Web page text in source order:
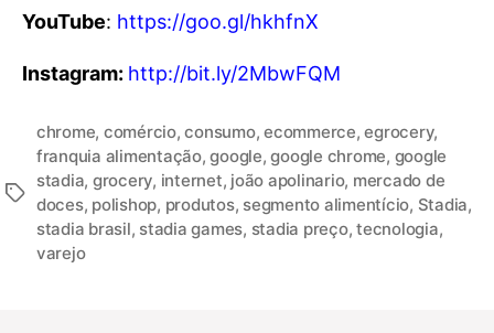
YouTube: https://goo.gl/hkhfnX
Instagram: http://bit.ly/2MbwFQM
chrome, comércio,consumo,ecommerce,egrocery,
franquia alimentação,google,google chrome, google
stadia, grocery, internet, joão apolinario, mercado de
doces, polishop, produtos, segmento alimentício, Stadia,
stadia brasil, stadia games, stadia preço,tecnologia,
varejo